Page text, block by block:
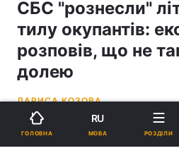
СБС "рознесли"
тилу окупантів:
розповів, що не
долею
ЛАРИСА КОЗОВА
13:46, 15.05.26
ГОЛОВНА
RU
МОВА РОЗДІЛИ